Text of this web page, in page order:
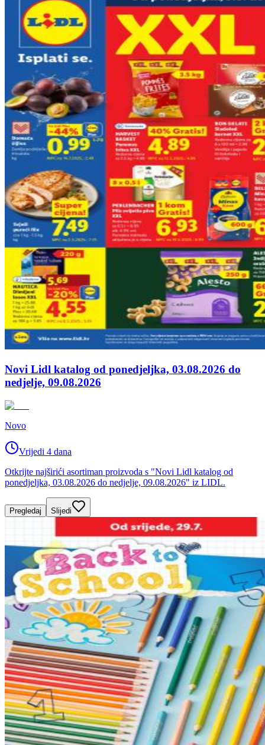
Novi Lidl katalog od ponedjeljka, 03.08.2026 do
nedjelje, 09.08.2026
Novo
Vrijedi 4 dana
Otkrijte najširići asortiman proizvoda s "Novi Lidl katalog od
ponedjeljka, 03.08.2026 do nedjelje, 09.08.2026" iz LIDL.
Pregledaj Slijedi